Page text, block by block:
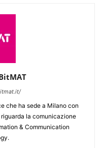
che ha sede a Milano con
la comunicazione
& Communication